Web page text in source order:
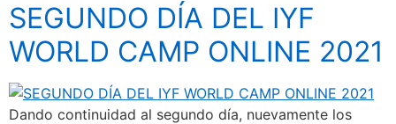
SEGUNDO DÍA DEL IYF
WORLD CAMP ONLINE 2021
Dando continuidad al segundo día, nuevamente los